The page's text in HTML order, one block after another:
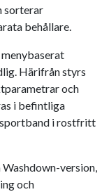
sorterar
behållare.
Härifrån styrs
och
i befintliga
i rostfritt
version,
och